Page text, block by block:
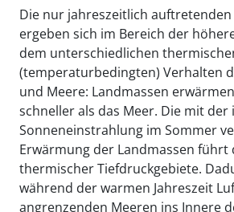
Die nur jahreszeitlich
ergeben sich im Bereich der
dem unterschiedlichen
(temperaturbedingten) Verhalten
und Meere: Landmassen
schneller als das Meer. Die mit der
Sonneneinstrahlung im Sommer
Erwärmung der Landmassen
thermischer Tiefdruckgebiete.
während der warmen Jahreszeit
angrenzenden Meeren ins Innere